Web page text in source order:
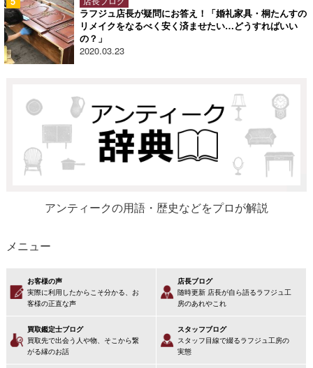
ラフジュ店長が疑問にお答え！「婚礼家具・桐たんすの
リメイクをなるべく安く済ませたい…どうすればいい
の？」
2020.03.23
アンティークの用語・歴史などをプロが解説
メニュー
お客様の声
実際に利用したからこそ分かる、お
客様の正直な声
店長ブログ
随時更新 店長が自ら語るラフジュ工
房のあれやこれ
買取鑑定士ブログ
買取先で出会う人や物、そこから繋
がる縁のお話
スタッフブログ
スタッフ目線で綴るラフジュ工房の
実態